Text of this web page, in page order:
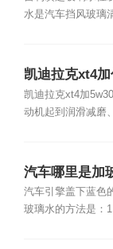
水是汽车挡风玻璃
凯迪拉克xt4加
凯迪拉克xt4加
动机起到润滑减磨
汽车哪里是加
汽车引擎盖下蓝色
玻璃水的方法是：